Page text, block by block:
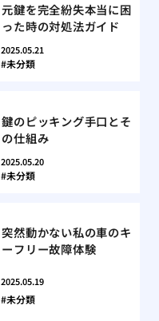
元鍵を完全紛失本当に困
った時の対処法ガイド
2025.05.21
未分類
鍵のピッキング手口とそ
の仕組み
2025.05.20
未分類
突然動かない私の車のキ
ーフリー故障体験
2025.05.19
未分類